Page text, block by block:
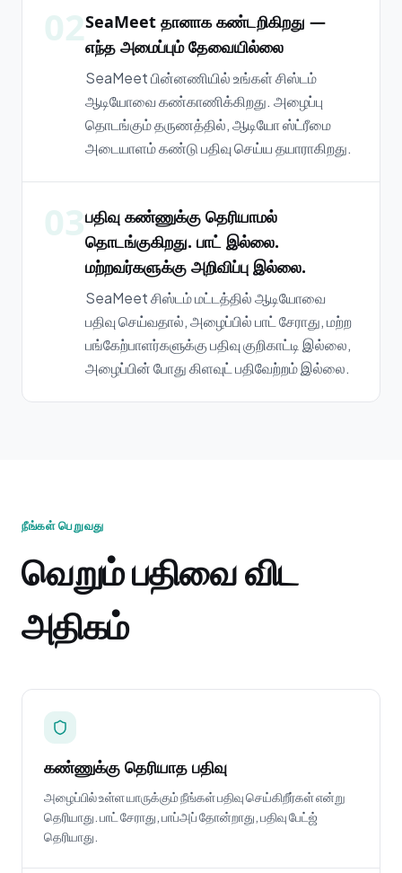
02SeaMeet தானாக கண்டறிகிறது —
எந்த அமைப்பும் தேவையில்லை
SeaMeet பின்னணியில் உங்கள் சிஸ்டம்
ஆடியோவை கண்காணிக்கிறது. அழைப்பு
தொடங்கும் தருணத்தில், ஆடியோ ஸ்ட்ரீமை
அடையாளம் கண்டு பதிவு செய்ய தயாராகிறது.
03பதிவு கண்ணுக்கு தெரியாமல்
தொடங்குகிறது. பாட் இல்லை.
மற்றவர்களுக்கு அறிவிப்பு இல்லை.
SeaMeet சிஸ்டம் மட்டத்தில் ஆடியோவை
பதிவு செய்வதால், அழைப்பில் பாட் சேராது, மற்ற
பங்கேற்பாளர்களுக்கு பதிவு குறிகாட்டி இல்லை,
அழைப்பின் போது கிளவுட் பதிவேற்றம் இல்லை.
நீங்கள் பெறுவது
வெறும் பதிவை விட
அதிகம்
கண்ணுக்கு தெரியாத பதிவு
அழைப்பில் உள்ள யாருக்கும் நீங்கள் பதிவு செய்கிறீர்கள் என்று
தெரியாது. பாட் சேராது, பாப்அப் தோன்றாது, பதிவு பேட்ஜ்
தெரியாது.